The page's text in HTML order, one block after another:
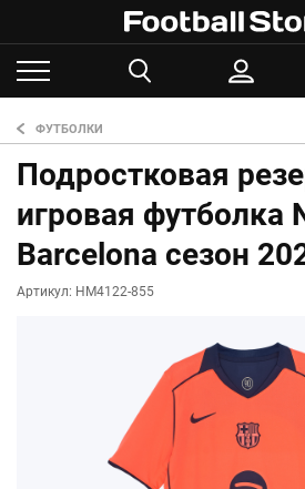
ФУТБОЛКИ
Подростковая
игровая футболка
Barcelona сезон
Артикул: HM4122-855